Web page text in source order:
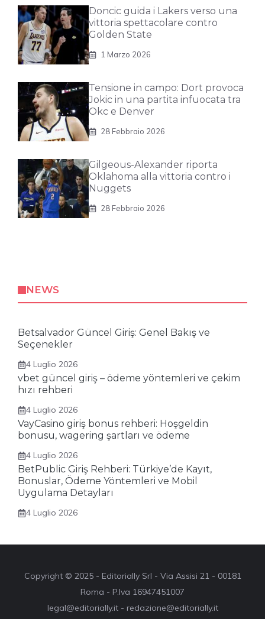
Doncic guida i Lakers verso una
vittoria spettacolare contro
Golden State
1 Marzo 2026
Tensione in campo: Dort provoca
Jokic in una partita infuocata tra
Okc e Denver
28 Febbraio 2026
Gilgeous-Alexander riporta
Oklahoma alla vittoria contro i
Nuggets
28 Febbraio 2026
NEWS
Betsalvador Güncel Giriş: Genel Bakış ve
Seçenekler
4 Luglio 2026
vbet güncel giriş – ödeme yöntemleri ve çekim
hızı rehberi
4 Luglio 2026
VayCasino giriş bonus rehberi: Hoşgeldin
bonusu, wagering şartları ve ödeme
4 Luglio 2026
BetPublic Giriş Rehberi: Türkiye’de Kayıt,
Bonuslar, Ödeme Yöntemleri ve Mobil
Uygulama Detayları
4 Luglio 2026
Copyright © 2025 - Editorially Srl - Via Assisi 21 - 00181
Roma - P.Iva 16947451007
legal@editorially.it - redazione@editorially.it